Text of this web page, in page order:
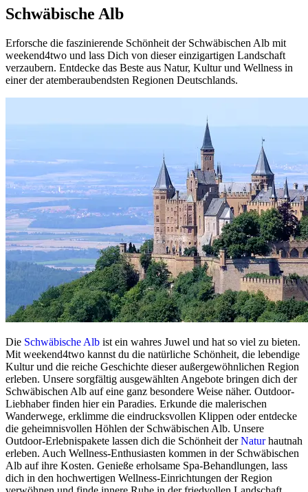
Schwäbische Alb
Erforsche die faszinierende Schönheit der Schwäbischen Alb mit
weekend4two und lass Dich von dieser einzigartigen Landschaft
verzaubern. Entdecke das Beste aus Natur, Kultur und Wellness in
einer der atemberaubendsten Regionen Deutschlands.
Die Schwäbische Alb ist ein wahres Juwel und hat so viel zu bieten.
Mit weekend4two kannst du die natürliche Schönheit, die lebendige
Kultur und die reiche Geschichte dieser außergewöhnlichen Region
erleben. Unsere sorgfältig ausgewählten Angebote bringen dich der
Schwäbischen Alb auf eine ganz besondere Weise näher. Outdoor-
Liebhaber finden hier ein Paradies. Erkunde die malerischen
Wanderwege, erklimme die eindrucksvollen Klippen oder entdecke
die geheimnisvollen Höhlen der Schwäbischen Alb. Unsere
Outdoor-Erlebnispakete lassen dich die Schönheit derNaturhautnah
erleben. Auch Wellness-Enthusiasten kommen in der Schwäbischen
Alb auf ihre Kosten. Genieße erholsame Spa-Behandlungen, lass
dich in den hochwertigen Wellness-Einrichtungen der Region